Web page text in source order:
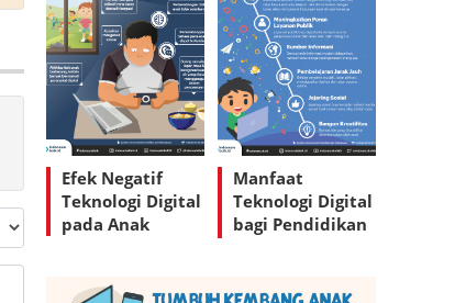
Efek Negatif
Teknologi Digital
pada Anak
Manfaat
Teknologi Digital
bagi Pendidikan